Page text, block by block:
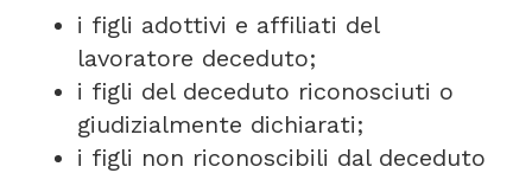
i figli adottivi e affiliati del
lavoratore deceduto;
i figli del deceduto riconosciuti o
giudizialmente dichiarati;
i figli non riconoscibili dal deceduto